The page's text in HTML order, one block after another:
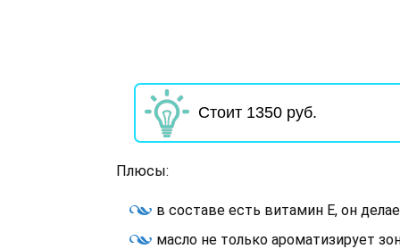
Стоит 1350 руб.
Плюсы:
в составе есть витамин Е, он
масло не только ароматизирует